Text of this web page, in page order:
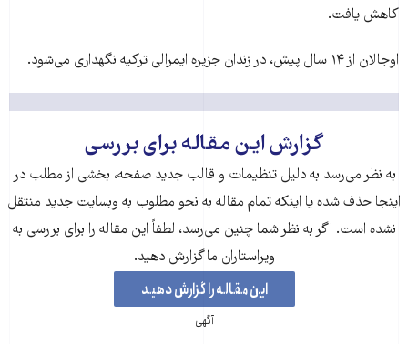
کاهش یافت.
اوجالان از ۱۴ سال پیش، در زندان جزیره ایمرالی ترکیه نگهداری می‌شود.
گزارش این مقاله برای بررسی
به نظر می‌رسد به دلیل تنظیمات و قالب جدید صفحه، بخشی از مطلب در
اینجا حذف شده‌ یا اینکه تمام مقاله به نحو مطلوب به وبسایت جدید منتقل
نشده است. اگر به نظر شما چنین می‌رسد، لطفاً این مقاله را برای بررسی به
ویراستاران ما گزارش دهید.
این مقاله را گزارش دهید
آگهی